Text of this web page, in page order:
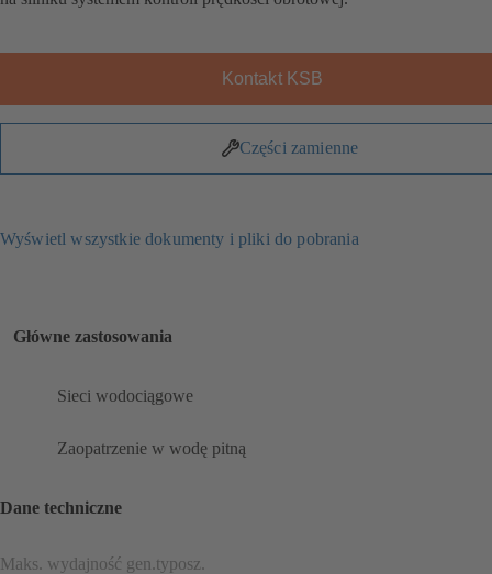
Kontakt KSB
Części zamienne
Wyświetl wszystkie dokumenty i pliki do pobrania
Główne zastosowania
Sieci wodociągowe
Zaopatrzenie w wodę pitną
Dane techniczne
Maks. wydajność gen.typosz.